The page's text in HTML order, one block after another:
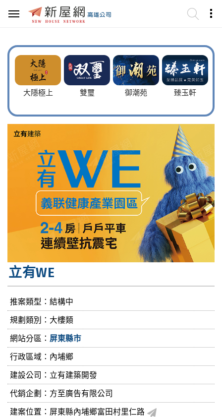
大隱極上 雙璽 御潮苑 臻玉軒
立有WE
推案類型：結構中
規劃類別：大樓類
網站分區： 屏東縣市
行政區域：內埔鄉
建設公司： 立有建築開發
代銷企劃：方至廣告有限公司
建案位置：屏東縣內埔鄉富田村里仁路